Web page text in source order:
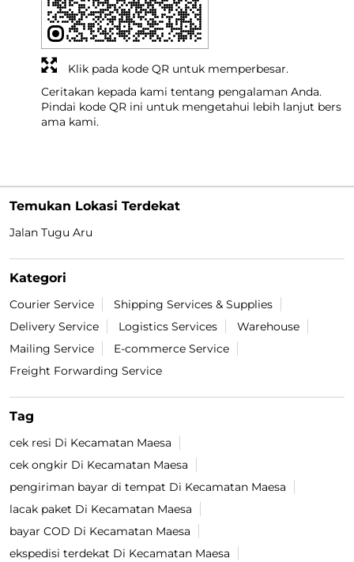
Ceritakan kepada kami tentang pengalaman Anda.
Pindai kode QR ini untuk mengetahui lebih lanjut bers
ama kami.
Klik pada kode QR untuk memperbesar.
Temukan Lokasi Terdekat
Jalan Tugu Aru
Kategori
Courier Service
Shipping Services & Supplies
Delivery Service
Logistics Services
Warehouse
Mailing Service
E-commerce Service
Freight Forwarding Service
Tag
cek resi Di Kecamatan Maesa
cek ongkir Di Kecamatan Maesa
pengiriman bayar di tempat Di Kecamatan Maesa
lacak paket Di Kecamatan Maesa
bayar COD Di Kecamatan Maesa
ekspedisi terdekat Di Kecamatan Maesa